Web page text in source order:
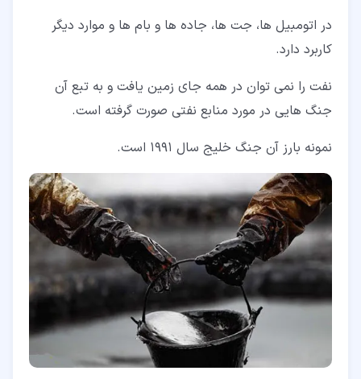
در اتومبیل ها، جت ها، جاده ها و بام ها و موارد دیگر
کاربرد دارد.
نفت را نمی توان در همه جای زمین یافت و به تبع آن
جنگ هایی در مورد منابع نفتی صورت گرفته است.
نمونه بارز آن جنگ خلیج سال 1991 است.